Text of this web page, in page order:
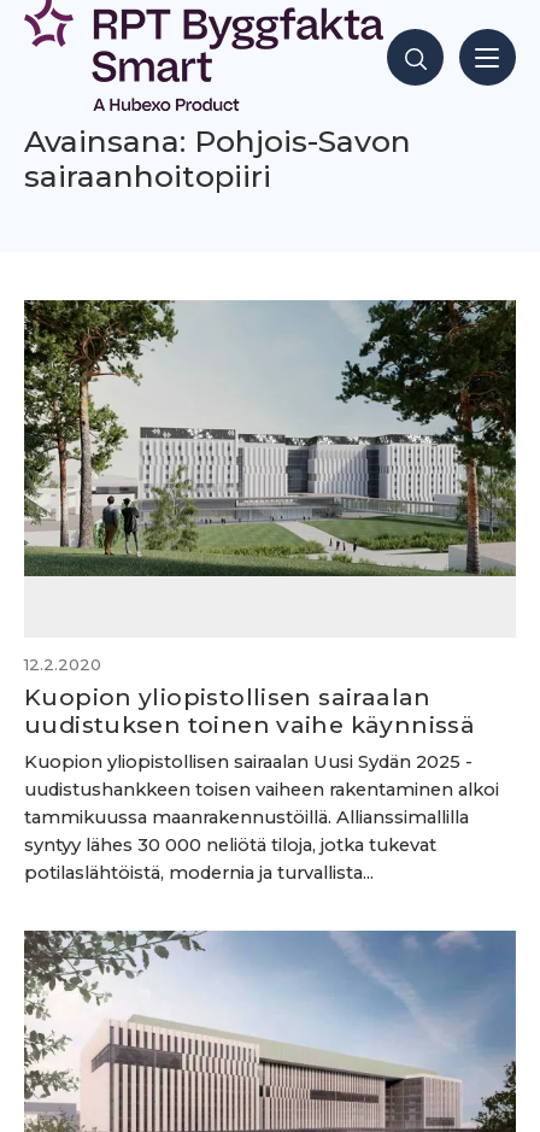
Siirry
sisältöön
Hae sisältöjä
Avainsana: Pohjois-Savon
sairaanhoitopiiri
12.2.2020
Kuopion yliopistollisen sairaalan
uudistuksen toinen vaihe käynnissä
Kuopion yliopistollisen sairaalan Uusi Sydän 2025 -
uudistushankkeen toisen vaiheen rakentaminen alkoi
tammikuussa maanrakennustöillä. Allianssimallilla
syntyy lähes 30 000 neliötä tiloja, jotka tukevat
potilaslähtöistä, modernia ja turvallista...